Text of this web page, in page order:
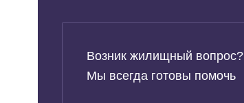
Возник жилищный вопрос?
Мы всегда готовы помочь